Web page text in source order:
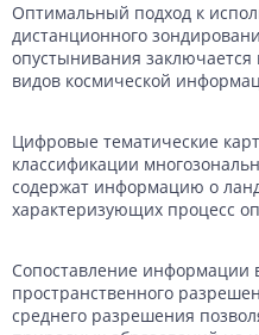
Оптимальный подход к
дистанционного
опустынивания
видов космической
Цифровые тематические
классификации
содержат информацию о
характеризующих процесс
Сопоставление информации
пространственного
среднего разрешения